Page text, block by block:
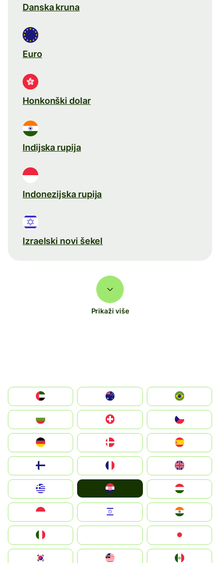
Danska kruna
Euro
Honkonški dolar
Indijska rupija
Indonezijska rupija
Izraelski novi šekel
Prikaži više
الإمارات العربية المتحدة
Switzerland
Deutschland
United Kingdom
Magyarország
South Korea